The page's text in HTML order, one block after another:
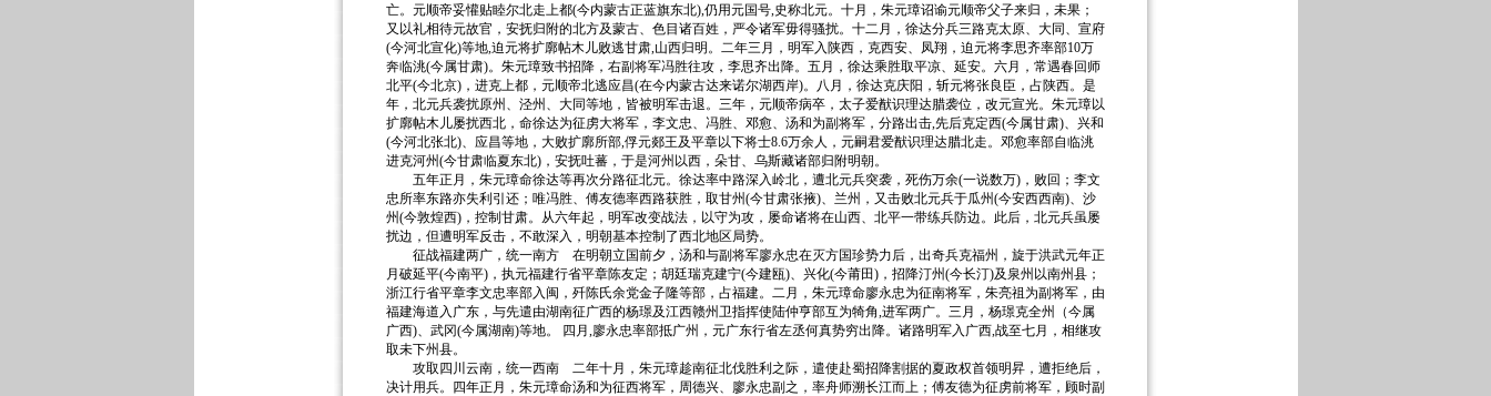
亡。元顺帝妥懽贴睦尔北走上都(今内蒙古正蓝旗东北),仍用元国号,史称北元。十月，朱元璋诏谕元顺帝父子来归，未果；
又以礼相待元故官，安抚归附的北方及蒙古、色目诸百姓，严令诸军毋得骚扰。十二月，徐达分兵三路克太原、大同、宣府
(今河北宣化)等地,迫元将扩廓帖木儿败逃甘肃,山西归明。二年三月，明军入陕西，克西安、凤翔，迫元将李思齐率部10万
奔临洮(今属甘肃)。朱元璋致书招降，右副将军冯胜往攻，李思齐出降。五月，徐达乘胜取平凉、延安。六月，常遇春回师
北平(今北京)，进克上都，元顺帝北逃应昌(在今内蒙古达来诺尔湖西岸)。八月，徐达克庆阳，斩元将张良臣，占陕西。是
年，北元兵袭扰原州、泾州、大同等地，皆被明军击退。三年，元顺帝病卒，太子爱猷识理达腊袭位，改元宣光。朱元璋以
扩廓帖木儿屡扰西北，命徐达为征虏大将军，李文忠、冯胜、邓愈、汤和为副将军，分路出击,先后克定西(今属甘肃)、兴和
(今河北张北)、应昌等地，大败扩廓所部,俘元郯王及平章以下将士8.6万余人，元嗣君爱猷识理达腊北走。邓愈率部自临洮
进克河州(今甘肃临夏东北)，安抚吐蕃，于是河州以西，朵甘、乌斯藏诸部归附明朝。
五年正月，朱元璋命徐达等再次分路征北元。徐达率中路深入岭北，遭北元兵突袭，死伤万余(一说数万)，败回；李文
忠所率东路亦失利引还；唯冯胜、傅友德率西路获胜，取甘州(今甘肃张掖)、兰州，又击败北元兵于瓜州(今安西西南)、沙
州(今敦煌西)，控制甘肃。从六年起，明军改变战法，以守为攻，屡命诸将在山西、北平一带练兵防边。此后，北元兵虽屡
扰边，但遭明军反击，不敢深入，明朝基本控制了西北地区局势。
征战福建两广，统一南方 在明朝立国前夕，汤和与副将军廖永忠在灭方国珍势力后，出奇兵克福州，旋于洪武元年正
月破延平(今南平)，执元福建行省平章陈友定；胡廷瑞克建宁(今建瓯)、兴化(今莆田)，招降汀州(今长汀)及泉州以南州县；
浙江行省平章李文忠率部入闽，歼陈氏余党金子隆等部，占福建。二月，朱元璋命廖永忠为征南将军，朱亮祖为副将军，由
福建海道入广东，与先遣由湖南征广西的杨璟及江西赣州卫指挥使陆仲亨部互为犄角,进军两广。三月，杨璟克全州（今属
广西)、武冈(今属湖南)等地。 四月,廖永忠率部抵广州，元广东行省左丞何真势穷出降。诸路明军入广西,战至七月，相继攻
取未下州县。
攻取四川云南，统一西南 二年十月，朱元璋趁南征北伐胜利之际，遣使赴蜀招降割据的夏政权首领明昇，遭拒绝后，
决计用兵。四年正月，朱元璋命汤和为征西将军，周德兴、廖永忠副之，率舟师溯长江而上；傅友德为征虏前将军，顾时副